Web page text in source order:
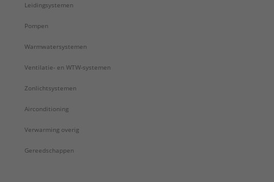
Leidingsystemen
Pompen
Warmwatersystemen
Ventilatie- en WTW-systemen
Zonlichtsystemen
Airconditioning
Verwarming overig
Gereedschappen